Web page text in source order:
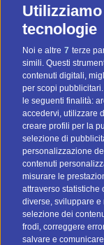
tecnologie
Noi e altre 7 terze
simili. Questi
contenuti digitali,
per scopi
le seguenti finalità:
accedervi, utilizzare
creare profili per la
selezione di
personalizzazione
contenuti
misurare le
attraverso statistiche
diverse, sviluppare
selezione dei
frodi, correggere
salvare e
Diventa